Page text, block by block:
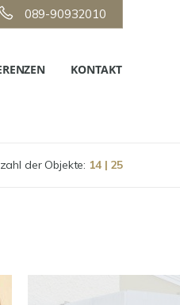
089-90932010
KONTAKT
der Objekte: 14 | 25